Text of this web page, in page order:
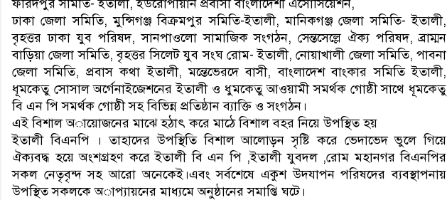
ফরিদপুর সমিতি- ইতালী, ইউরোপীয়ান প্রবাসী বাংলাদেশী এসোসিয়েশন,
ঢাকা জেলা সমিতি, মুন্সিগঞ্জ বিক্রমপুর সমিতি-ইতালী, মানিকগঞ্জ জেলা সমিতি- ইতালী,
বৃহত্তর ঢাকা যুব পরিষদ, সানপাওলো সামাজিক সংগঠন, সেন্ত‌সে‌ল্লে ঐক্য পরিষদ, ব্রাম্মন
বাড়িয়া জেলা সমিতি, বৃহত্তর সিলেট যুব সংঘ রোম- ইতালী, নোয়াখালী জেলা সমিতি, পাবনা
জেলা সমিতি, প্রবাস কথা ইতালী, মন্তেভেরদে বাসী, বাংলাদেশ বাংকার সমিতি ইতালী,
ধূমকেতু সোসাল অর্গেনাইজেশনের ইতালী ও ধুমকেতু আওয়ামী সমর্থক গোষ্ঠী সাথে ধূমকেতু
বি এন পি সমর্থক গোষ্ঠী সহ বিভিন্ন প্রতিষ্ঠান ব্যাক্তি ও সংগঠন।
এই বিশাল অায়োজনের মাঝে হঠাৎ করে মাঠে বিশাল বহর নিয়ে উপস্থিত হয়
ইতালী বিএনপি । তাহাদের উপস্থিতি বিশাল আলোড়ন সৃষ্টি করে ভেদাভেদ ভুলে গিয়ে
ঐক্যবদ্ধ হয়ে অংশগ্রহণ করে ইতালী বি এন পি ,ইতালী যুবদল ,রোম মহানগর বিএনপির
সকল নেতৃবৃন্দ সহ আরো অনেকেই।এবং সর্বশেষে একুশ উদযাপন পরিষদের ব্যবস্থাপনায়
উপস্থিত সকলকে অাপ্যায়নের মাধ্যমে অনুষ্ঠানের সমাপ্তি ঘটে।